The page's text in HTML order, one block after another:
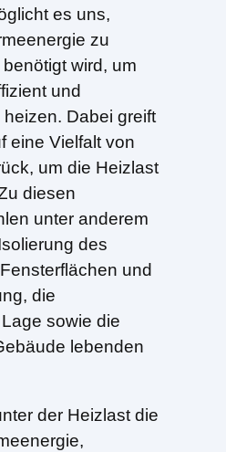
es uns,
zu
wird, um
und
Dabei greift
eine Vielfalt von
um die Heizlast
diesen
unter anderem
des
und
die
sowie die
lebenden
der Heizlast die